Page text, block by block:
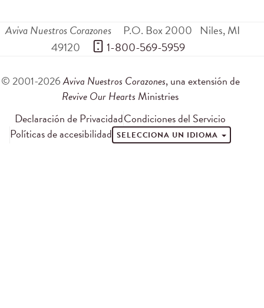
Aviva Nuestros Corazones P.O. Box 2000 Niles,MI
49120
1-800-569-5959
© 2001-2026Aviva Nuestros Corazones, una extensión de
Revive Our Hearts Ministries
Declaración de PrivacidadCondiciones del Servicio
Políticas de accesibilidad SELECCIONA UN IDIOMA